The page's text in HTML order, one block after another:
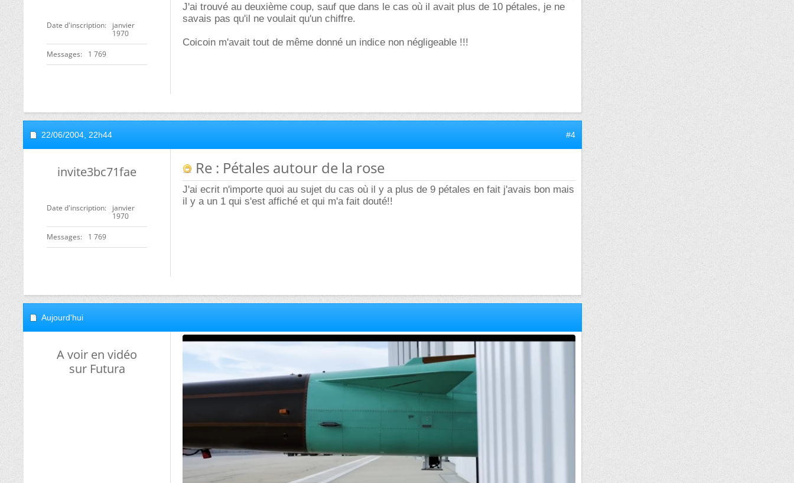
Date d'inscription
janvier
1970
Messages 1 769
J'ai trouvé au deuxième coup, sauf que dans le cas où il avait plus de 10 pétales, je ne
savais pas qu'il ne voulait qu'un chiffre.
Coicoin m'avait tout de même donné un indice non négligeable !!!
22/06/2004, 22h44 #4
invite3bc71fae
Date d'inscription
janvier
1970
Messages 1 769
Re : Pétales autour de la rose
J'ai ecrit n'importe quoi au sujet du cas où il y a plus de 9 pétales en fait j'avais bon mais
il y a un 1 qui s'est affiché et qui m'a fait douté!!
Aujourd'hui
A voir en vidéo
sur Futura